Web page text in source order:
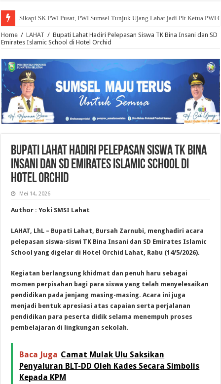
Sikapi SK PWI Pusat, PWI Sumsel Tunjuk Ujang Lahat jadi Plt Ketua PWI
Home / LAHAT / Bupati Lahat Hadiri Pelepasan Siswa TK Bina Insani dan SD
Emirates Islamic School di Hotel Orchid
Bupati Lahat Hadiri Pelepasan Siswa TK Bina
Insani dan SD Emirates Islamic School di
Hotel Orchid
Mei 14, 2026
Author : Yoki SMSI Lahat
LAHAT, LhL – Bupati Lahat, Bursah Zarnubi, menghadiri acara
pelepasan siswa-siswi TK Bina Insani dan SD Emirates Islamic
School yang digelar di Hotel Orchid Lahat, Rabu (14/5/2026).
Kegiatan berlangsung khidmat dan penuh haru sebagai
momen perpisahan bagi para siswa yang telah menyelesaikan
pendidikan pada jenjang masing-masing. Acara ini juga
menjadi bentuk apresiasi atas capaian serta perjalanan
pendidikan para peserta didik selama menempuh proses
pembelajaran di lingkungan sekolah.
Baca Juga Camat Mulak Ulu Saksikan
Penyaluran BLT-DD Oleh Kades Secara Simbolis
Kepada KPM